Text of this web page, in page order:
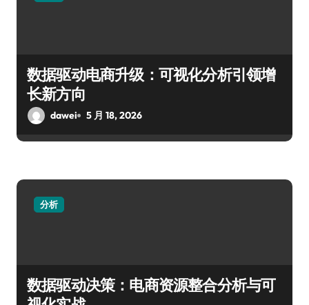
数据驱动电商升级：可视化分析引领增
长新方向
dawei 5 月 18, 2026
分析
数据驱动决策：电商资源整合分析与可